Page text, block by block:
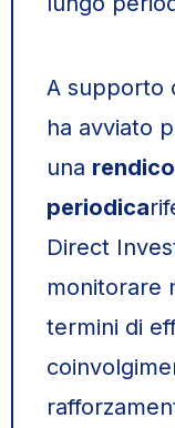
A supporto
ha avviato
una
periodica
Direct
monitorare
termini di